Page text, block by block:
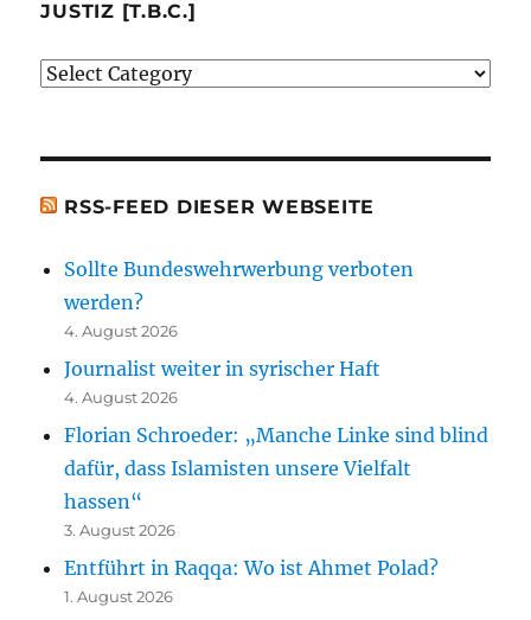
besprochenen
erwähnten
JUSTIZ [T.B.C.]
Justiz
RSS-FEED DIESER WEBSEITE
Sollte Bundeswehrwerbung verboten
werden?
4. August 2026
Journalist weiter in syrischer Haft
4. August 2026
Florian Schroeder: „Manche Linke sind blind
dafür, dass Islamisten unsere Vielfalt
hassen“
3. August 2026
Entführt in Raqqa: Wo ist Ahmet Polad?
1. August 2026